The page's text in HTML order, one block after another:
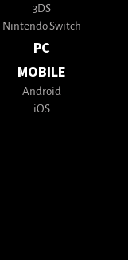
3DS
Nintendo Switch
PC
MOBILE
Android
iOS